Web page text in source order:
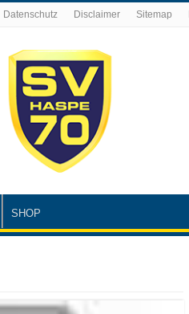
Datenschutz Disclaimer Sitemap
SHOP